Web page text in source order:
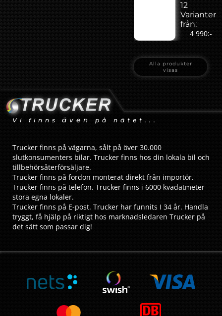
12
Varianter
från:
4 990:-
Alla produkter
visas
Vi finns även på nätet...
Trucker finns på vägarna, sålt på över 30.000
slutkonsumenters bilar. Trucker finns hos din lokala bil och
tillbehörsåterförsäljare.
Trucker finns på fordon monterat direkt från importör.
Trucker finns på telefon. Trucker finns i 6000 kvadatmeter
stora egna lokaler.
Trucker finns på E-post. Trucker har funnits I 34 år. Handla
tryggt, få hjälp på riktigt hos marknadsledaren Trucker på
det sätt som passar dig!